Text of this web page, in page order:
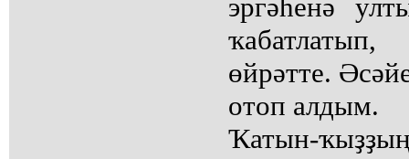
эргәһенә
өйрәтте.
отоп алдым.
Ҡатын-